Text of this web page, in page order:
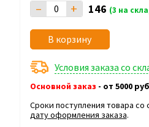
– + 146 (3 на
В корзину
Условия заказа со
Основной заказ - от 5000
Сроки поступления товара
дату оформления заказа.